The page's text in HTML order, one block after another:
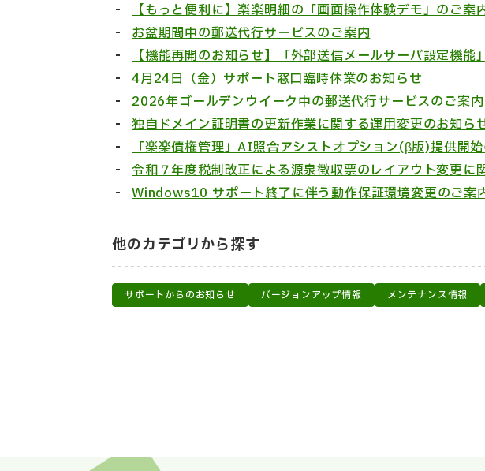
【もっと便利に】楽楽明細の「画面操作体験デモ」のご案
お盆期間中の郵送代行サービスのご案内
【機能再開のお知らせ】「外部送信メールサーバ設定機能
4月24日（金）サポート窓口臨時休業のお知らせ
2026年ゴールデンウイーク中の郵送代行サービスのご案内
独自ドメイン証明書の更新作業に関する運用変更のお知ら
「楽楽債権管理」AI照合アシストオプション(β版)提供開
令和７年度税制改正による源泉徴収票のレイアウト変更に
Windows10 サポート終了に伴う動作保証環境変更のご
他のカテゴリから探す
サポートからのお知らせ バージョンアップ情報 メンテナンス情報